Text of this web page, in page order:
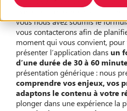
vous nous avez soumis le
vous contacterons afin de
moment qui vous convient, pour
présenter l’application dans un
d’une durée de 30 à 60
présentation générique : nous
comprendre vos enjeux, vos
adaptons le contenu à votre
plonger dans une expérience la